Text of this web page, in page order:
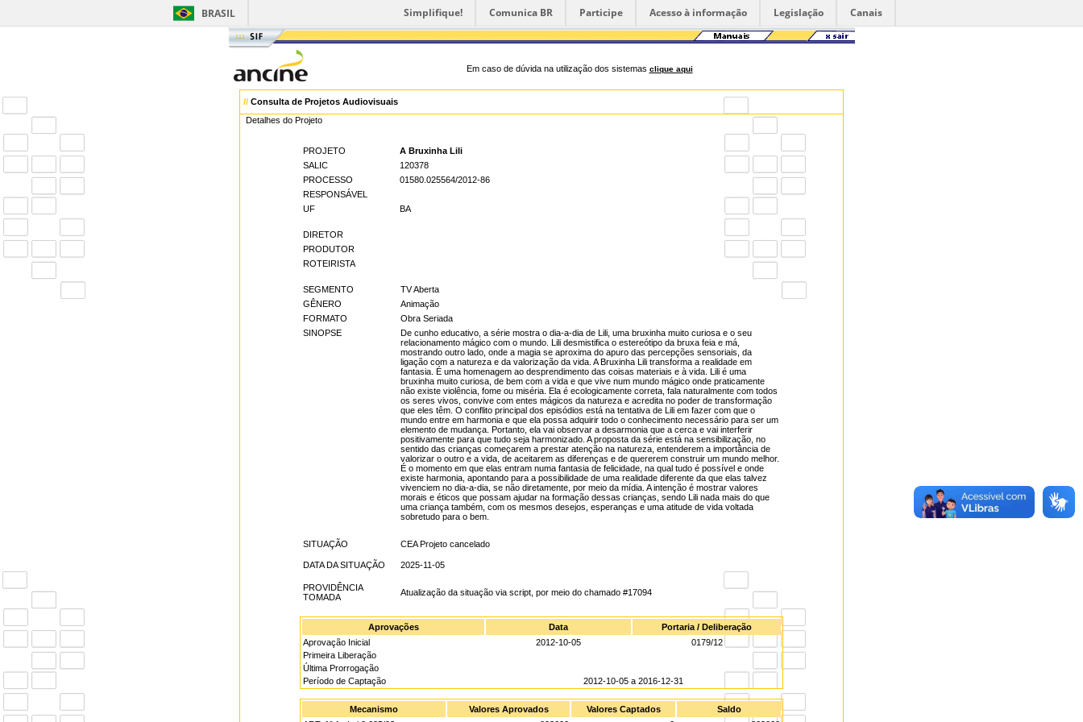
BRASIL Simplifique! Comunica BR Participe Acesso à informação Legislação Canais
Em caso de dúvida na utilização dos sistemas clique aqui
// Consulta de Projetos Audiovisuais
Detalhes do Projeto
PROJETO
A Bruxinha Lili
SALIC
120378
PROCESSO
01580.025564/2012-86
RESPONSÁVEL
UF
BA
DIRETOR
PRODUTOR
ROTEIRISTA
SEGMENTO
TV Aberta
GÊNERO
Animação
FORMATO
Obra Seriada
SINOPSE
De cunho educativo, a série mostra o dia-a-dia de Lili, uma bruxinha muito curiosa e o seu
relacionamento mágico com o mundo. Lili desmistifica o estereótipo da bruxa feia e má,
mostrando outro lado, onde a magia se aproxima do apuro das percepções sensoriais, da
ligação com a natureza e da valorização da vida. A Bruxinha Lili transforma a realidade em
fantasia. É uma homenagem ao desprendimento das coisas materiais e à vida. Lili é uma
bruxinha muito curiosa, de bem com a vida e que vive num mundo mágico onde praticamente
não existe violência, fome ou miséria. Ela é ecologicamente correta, fala naturalmente com todos
os seres vivos, convive com entes mágicos da natureza e acredita no poder de transformação
que eles têm. O conflito principal dos episódios está na tentativa de Lili em fazer com que o
mundo entre em harmonia e que ela possa adquirir todo o conhecimento necessário para ser um
elemento de mudança. Portanto, ela vai observar a desarmonia que a cerca e vai interferir
positivamente para que tudo seja harmonizado. A proposta da série está na sensibilização, no
sentido das crianças começarem a prestar atenção na natureza, entenderem a importância de
valorizar o outro e a vida, de aceitarem as diferenças e de quererem construir um mundo melhor.
É o momento em que elas entram numa fantasia de felicidade, na qual tudo é possível e onde
existe harmonia, apontando para a possibilidade de uma realidade diferente da que elas talvez
vivenciem no dia-a-dia, se não diretamente, por meio da mídia. A intenção é mostrar valores
morais e éticos que possam ajudar na formação dessas crianças, sendo Lili nada mais do que
uma criança também, com os mesmos desejos, esperanças e uma atitude de vida voltada
sobretudo para o bem.
SITUAÇÃO CEA Projeto cancelado
DATA DA SITUAÇÃO 2025-11-05
PROVIDÊNCIA
TOMADA
Atualização da situação via script, por meio do chamado #17094
Aprovações Data
Portaria / Deliberação
Aprovação Inicial
2012-10-05
0179/12
Primeira Liberação
Última Prorrogação
Período de Captação
2012-10-05 a 2016-12-31
Mecanismo Valores Aprovados Valores Captados
Saldo